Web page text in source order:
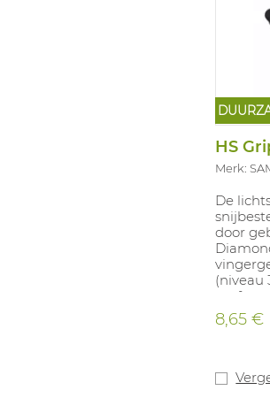
Merk:
De
door
(niveau
heeft
foam
een
tegen
8,65 €